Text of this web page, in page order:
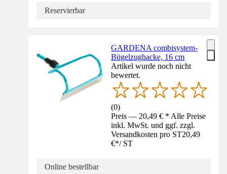
Reservierbar
GARDENA combisystem-
Bügelzughacke, 16 cm
Artikel wurde noch nicht
bewertet.
(0)
Preis — 20,49 € * Alle Preise
inkl. MwSt. und ggf. zzgl.
Versandkosten pro ST20,49
€*/ ST
Online bestellbar